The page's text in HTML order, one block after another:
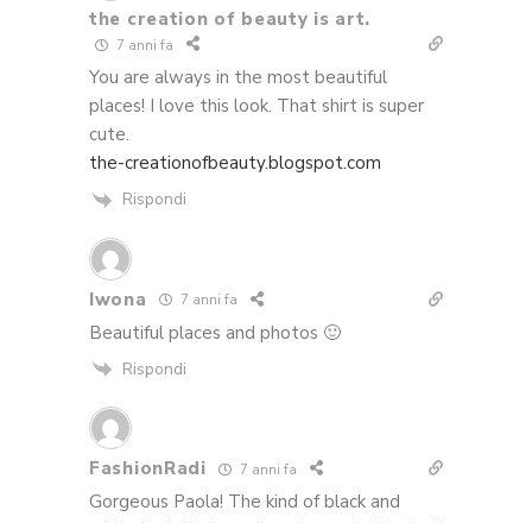
the creation of beauty is art.
7 anni fa
You are always in the most beautiful
places! I love this look. That shirt is super
cute.
the-creationofbeauty.blogspot.com
Rispondi
Iwona 7 anni fa
Beautiful places and photos 🙂
Rispondi
FashionRadi 7 anni fa
Gorgeous Paola! The kind of black and